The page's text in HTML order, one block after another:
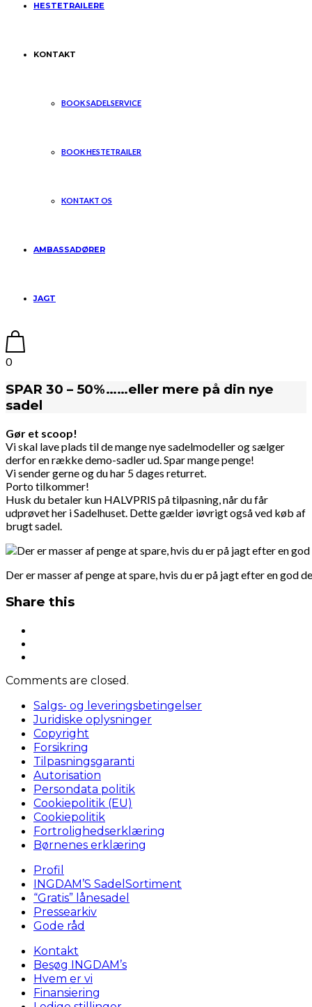
HESTETRAILERE
KONTAKT
BOOK SADELSERVICE
BOOK HESTETRAILER
KONTAKT OS
AMBASSADØRER
JAGT
0
SPAR 30 – 50%……eller mere på din nye
sadel
Gør et scoop!
Vi skal lave plads til de mange nye sadelmodeller og sælger
derfor en række demo-sadler ud. Spar mange penge!
Vi sender gerne og du har 5 dages returret.
Porto tilkommer!
Husk du betaler kun HALVPRIS på tilpasning, når du får
udprøvet her i Sadelhuset. Dette gælder iøvrigt også ved køb af
brugt sadel.
Der er masser af penge at spare, hvis du er på jagt efter en god
Share this
Comments are closed.
Salgs- og leveringsbetingelser
Juridiske oplysninger
Copyright
Forsikring
Tilpasningsgaranti
Autorisation
Persondata politik
Cookiepolitik (EU)
Cookiepolitik
Fortrolighedserklæring
Børnenes erklæring
Profil
INGDAM’S SadelSortiment
“Gratis” lånesadel
Pressearkiv
Gode råd
Kontakt
Besøg INGDAM’s
Hvem er vi
Finansiering